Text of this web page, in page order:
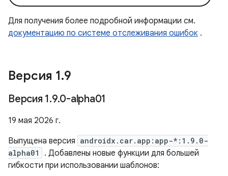
Для получения более подробной информации см.
документацию по системе отслеживания ошибок .
Версия 1.9
Версия 1.9.0-alpha01
19 мая 2026 г.
Выпущена версия androidx.car.app:app-*:1.9.0-
alpha01
. Добавлены новые функции для большей
гибкости при использовании шаблонов: